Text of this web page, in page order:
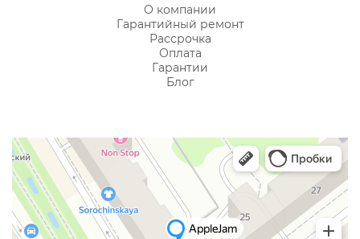
О компании
Гарантийный ремонт
Рассрочка
Оплата
Гарантии
Блог